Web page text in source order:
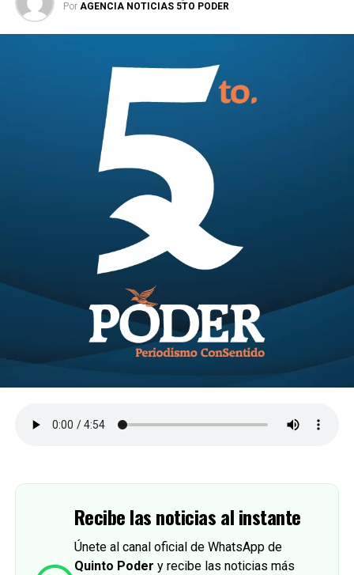
Por AGENCIA NOTICIAS 5TO PODER
Recibe las noticias al instante
Únete al canal oficial de WhatsApp de
Quinto Poder y recibe las noticias más